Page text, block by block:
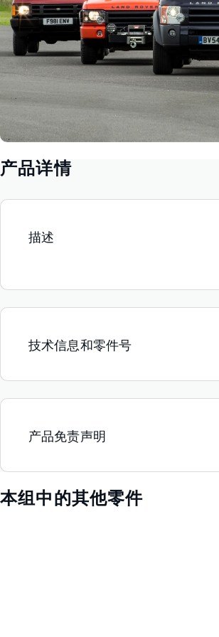
产品详情
描述
技术信息和零件号
产品免责声明
本组中的其他零件